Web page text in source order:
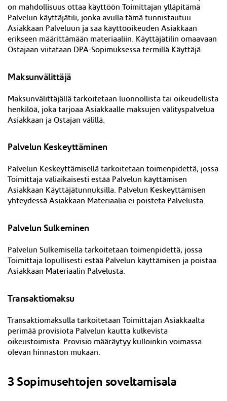
on mahdollisuus ottaa käyttöön Toimittajan ylläpitämä
Palvelun käyttäjätili, jonka avulla tämä tunnistautuu
Asiakkaan Palveluun ja saa käyttöoikeuden Asiakkaan
erikseen määrittämään materiaaliin. Käyttäjätilin omaavaan
Ostajaan viitataan DPA-Sopimuksessa termillä Käyttäjä.
Maksunvälittäjä
Maksunvälittäjällä tarkoitetaan luonnollista tai oikeudellista
henkilöä, joka tarjoaa Asiakkaalle maksujen välityspalvelua
Asiakkaan ja Ostajan välillä.
Palvelun Keskeyttäminen
Palvelun Keskeyttämisellä tarkoitetaan toimenpidettä, jossa
Toimittaja väliaikaisesti estää Palvelun käyttämisen
Asiakkaan Käyttäjätunnuksilla. Palvelun Keskeyttämisen
yhteydessä Asiakkaan Materiaalia ei poisteta Palvelusta.
Palvelun Sulkeminen
Palvelun Sulkemisella tarkoitetaan toimenpidettä, jossa
Toimittaja lopullisesti estää Palvelun käyttämisen ja poistaa
Asiakkaan Materiaalin Palvelusta.
Transaktiomaksu
Transaktiomaksulla tarkoitetaan Toimittajan Asiakkaalta
perimää provisiota Palvelun kautta kulkevista
oikeustoimista. Provisio määräytyy kulloinkin voimassa
olevan hinnaston mukaan.
3 Sopimusehtojen soveltamisala